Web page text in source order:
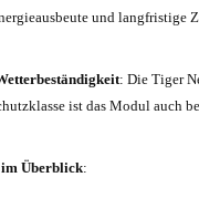
und langfristige
: Die Tiger
ist das Modul auch
Überblick: